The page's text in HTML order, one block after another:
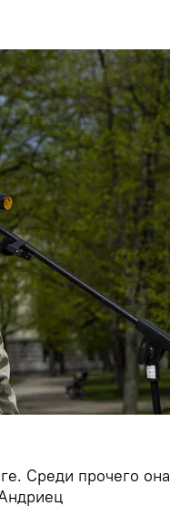
Среди прочего она